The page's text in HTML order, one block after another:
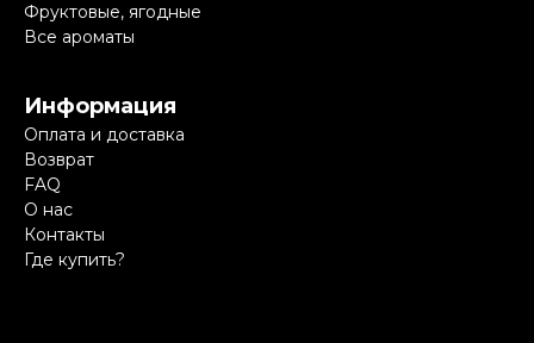
Фруктовые, ягодные
Все ароматы
Информация
Оплата и доставка
Возврат
FAQ
О нас
Контакты
Где купить?